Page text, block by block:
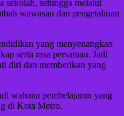
sekolah, sehingga melalui
wawasan dan pengetahuan
yang menyenangkan
serta rasa persatuan. Jadi
diri dan memberikan yang
wahana pembelajaran yang
di Kota Metro.